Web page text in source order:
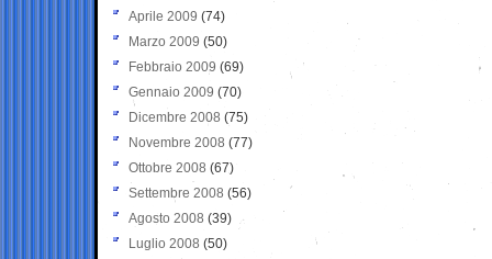
Aprile 2009 (74)
Marzo 2009 (50)
Febbraio 2009 (69)
Gennaio 2009 (70)
Dicembre 2008 (75)
Novembre 2008 (77)
Ottobre 2008 (67)
Settembre 2008 (56)
Agosto 2008 (39)
Luglio 2008 (50)